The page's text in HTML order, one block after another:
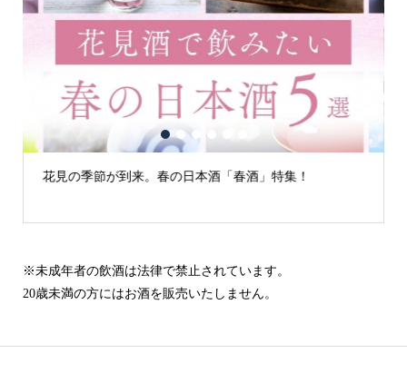
花見の季節が到来。春の日本酒「春酒」特集！
1 2 3
※未成年者の飲酒は法律で禁止されています。
20歳未満の方にはお酒を販売いたしません。